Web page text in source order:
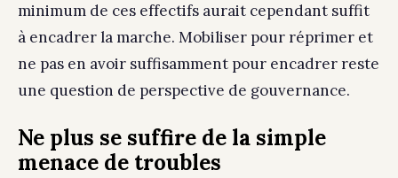
minimum de ces effectifs aurait cependant suffit
à encadrer la marche. Mobiliser pour réprimer et
ne pas en avoir suffisamment pour encadrer reste
une question de perspective de gouvernance.
Ne plus se suffire de la simple
menace de troubles